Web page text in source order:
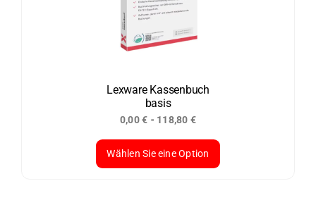
Lexware Kassenbuch
basis
0,00€ - 118,80 €
Wählen Sie eine Option